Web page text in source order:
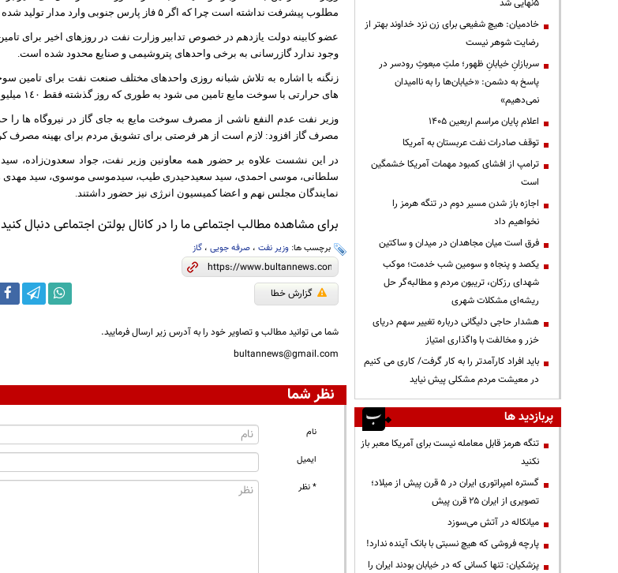
مطلوب پیشرفت نداشته است چرا که اگر ۵ فاز پارس جنوبی وارد مدار تولید
عضو کابینه دولت یازدهم در خصوص تدابیر وزارت نفت در روز‌های اخیر برای
وجود ندارد گازرسانی به برخی واحدهای پتروشیمی و صنایع محدود شده است.
زنگنه با اشاره به تلاش شبانه روزی واحدهای مختلف صنعت نفت برای تامین
های حرارتی با سوخت مایع تامین می شود به طوری که روز گذشته فقط ١٤٠ میلیون لیتر نفت کوره و گازوییل به نیروگاه ها تحویل شد.
مصرف گاز افزود: لازم است از هر فرصتی برای تشویق مردم برای بهینه مصرف
در این نشست علاوه بر حضور همه معاونین وزیر نفت، جواد سعدون‌زاده،
سلطانی، موسی احمدی، سید سعیدحیدری طیب، سیدموسی موسوی، سید مهدی
نمایندگان مجلس نهم و اعضا کمیسیون انرژی نیز حضور داشتند.
برای مشاهده مطالب اجتماعی ما را در کانال بولتن اجتماعی دنبال کنید
برچسب ها: وزیر نفت، صرفه جویی، گاز
گزارش خطا
شما می توانید مطالب و تصاویر خود را به آدرس زیر ارسال فرمایید.
bultannews@gmail.com
نظر شما
نام
ایمیل
* نظر
۵نهایی شد
خادمیان: هیچ شفیعی برای زن نزد خداوند بهتر از
رضایت شوهر نیست
سربازانِ خیابانِ ظهور؛ ملتِ مبعوثِ رودسر در
پاسخ به دشمن: «خیابان‌ها را به ناامیدان
نمی‌دهیم»
اعلام پایان مراسم اربعین ۱۴۰۵
توقف صادرات نفت عربستان به آمریکا
ترامپ از افشای کمبود مهمات آمریکا خشمگین
است
اجازه باز شدن مسیر دوم در تنگه هرمز را
نخواهیم داد
فرق است میان مجاهدان در میدان و ساکتین
یکصد و پنجاه و سومین شب خدمت؛ موکب
شهدای رزکان، تریبون مردم و مطالبه‌گر حل
ریشه‌ای مشکلات شهری
هشدار حاجی دلیگانی درباره تغییر سهم دریای
خزر و مخالفت با واگذاری امتیاز
باید افراد کارآمدتر را به کار گرفت/ کاری می کنیم
در معیشت مردم مشکلی پیش نیاید
پربازدید ها
تنگه هرمز قابل معامله نیست برای آمریکا معبر باز
نکنید
گستره امپراتوری ایران در ۵ قرن پیش از میلاد؛
تصویری از ایران ۲۵ قرن پیش
میانکاله در آتش می‌سوزد
پارچه فروشی که هیچ نسبتی با بانک آینده ندارد!
پزشکیان: تنها کسانی که در خیابان بودند ایران را